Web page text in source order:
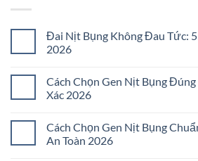
Đai Nịt Bụng Không Đau Tức:
2026
bình
luận
ở
Bụng
Không
Đau
Cách Chọn Gen Nịt Bụng
Xác 2026
bình
luận
ở
Cách Chọn Gen Nịt Bụng
An Toàn 2026